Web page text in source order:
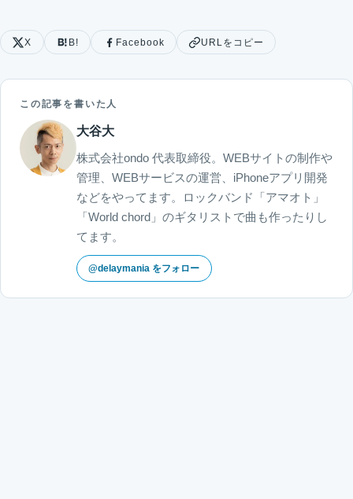
X B! Facebook URLをコピー
この記事を書いた人
大谷大
株式会社ondo 代表取締役。WEBサイトの制作や
管理、WEBサービスの運営、iPhoneアプリ開発
などをやってます。ロックバンド「アマオト」
「World chord」のギタリストで曲も作ったりし
てます。
@delaymania をフォロー